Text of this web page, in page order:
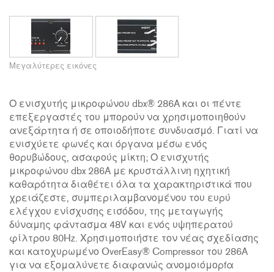
Μεγαλύτερες εικόνες
Ο ενισχυτής μικροφώνου dbx® 286A και οι πέντε
επεξεργαστές του μπορούν να χρησιμοποιηθούν
ανεξάρτητα ή σε οποιοδήποτε συνδυασμό. Γιατί να
ενισχύετε φωνές και όργανα μέσω ενός
θορυβώδους, ασαφούς μίκτη; Ο ενισχυτής
μικροφώνου dbx 286A με κρυστάλλινη ηχητική
καθαρότητα διαθέτει όλα τα χαρακτηριστικά που
χρειάζεστε, συμπεριλαμβανομένου του ευρύ
ελέγχου ενίσχυσης εισόδου, της μεταγωγής
δύναμης φάντασμα 48V και ενός υψηπερατού
φίλτρου 80Hz. Χρησιμοποιήστε τον νέας σχεδίασης
και κατοχυρωμένο OverEasy® Compressor του 286A
για να εξομαλύνετε διαφανώς ανομοιόμορfα